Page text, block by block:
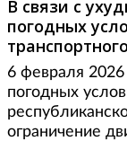
В связи с
погодных
6 февраля
погодных
ограничение